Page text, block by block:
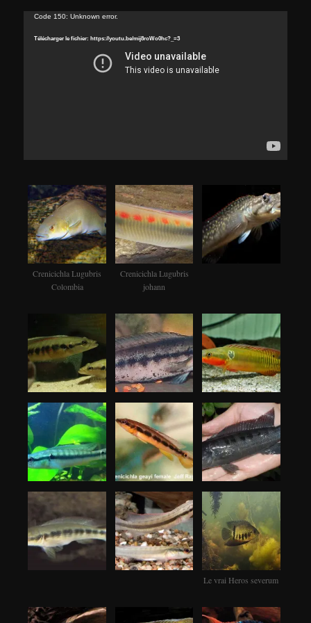
Lecteur
Code 150: Unknown error.
Télécharger le fichier: https://youtu.be/mij8roWo0hc?_=3
Crenicichla Lugubris
Colombia
Crenicichla Lugubris
johann
Le vrai Heros severum